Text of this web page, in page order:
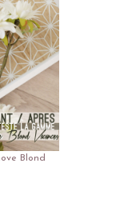
Blond